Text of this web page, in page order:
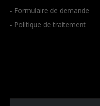
- Formulaire de demande
- Politique de traitement